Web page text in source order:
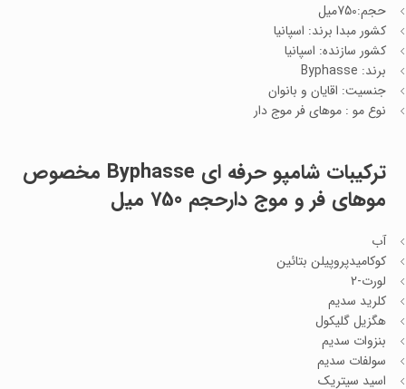
حجم:750میل
کشور مبدا برند: اسپانیا
کشور سازنده: اسپانیا
برند: Byphasse
جنسیت: اقایان و بانوان
نوع مو : موهای فر موج دار
ترکیبات
شامپو حرفه ای Byphasse مخصوص
موهای فر و موج دارحجم 750 میل
آب
کوکامیدپروپیلن بتائین
لورت-2
کلرید سدیم
هگزیل گلیکول
بنزوات سدیم
سولفات سدیم
اسید سیتریک